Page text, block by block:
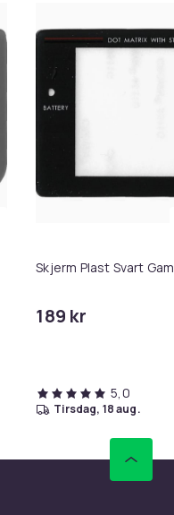
Glass Grå
Skjerm Plast Svart
189 kr
5,0
tirsdag, 18 aug.